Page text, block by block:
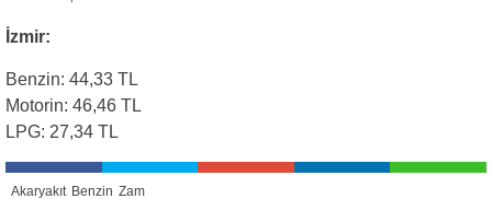
İzmir:
Benzin: 44,33 TL
Motorin: 46,46 TL
LPG: 27,34 TL
Akaryakıt Benzin Zam